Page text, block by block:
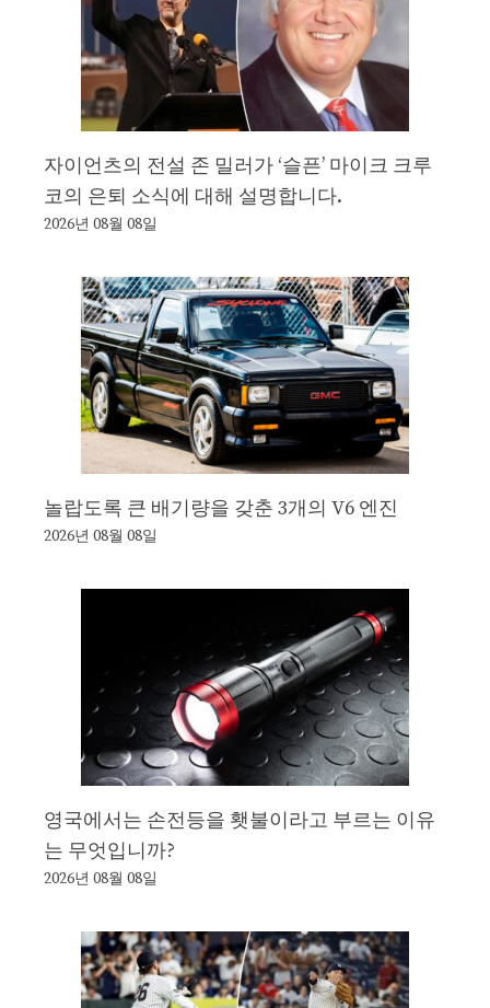
자이언츠의 전설 존 밀러가 ‘슬픈’ 마이크 크루
코의 은퇴 소식에 대해 설명합니다.
2026년 08월 08일
놀랍도록 큰 배기량을 갖춘 3개의 V6 엔진
2026년 08월 08일
영국에서는 손전등을 횃불이라고 부르는 이유
는 무엇입니까?
2026년 08월 08일